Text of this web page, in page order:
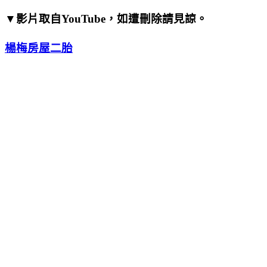
▼影片取自YouTube，如遭刪除請見諒。
楊梅房屋二胎